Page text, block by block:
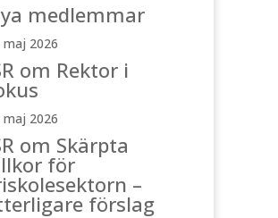
medlemmar
maj 2026
om Rektor i
maj 2026
om Skärpta
för
–
förslag